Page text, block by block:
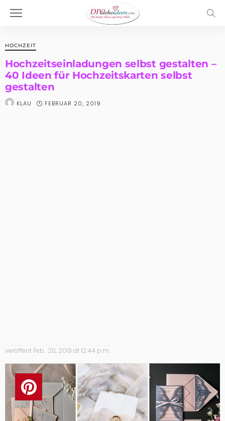
HOCHZEIT
Hochzeitseinladungen selbst gestalten –
40 Ideen für Hochzeitskarten selbst
gestalten
KLAU FEBRUAR 20, 2019
veröffent Feb.. 20, 2019 at 12:44 p.m.